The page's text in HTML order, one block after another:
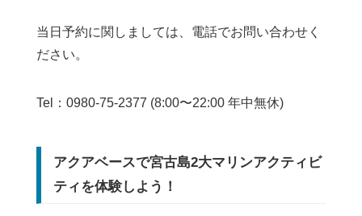
当日予約に関しましては、電話でお問い合わせく
ださい。
Tel：0980-75-2377 (8:00〜22:00 年中無休)
アクアベースで宮古島2大マリンアクティビ
ティを体験しよう！